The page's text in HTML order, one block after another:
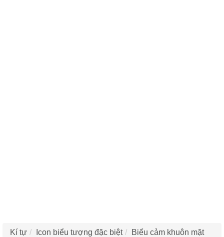
Kí tự Icon biểu tượng đặc biệt Biểu cảm khuôn mặt